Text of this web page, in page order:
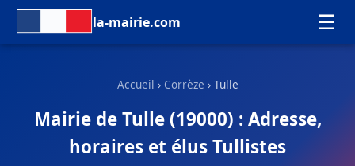
la-mairie.com ☰
Accueil › Corrèze › Tulle
Mairie de Tulle (19000) : Adresse,
horaires et élus Tullistes